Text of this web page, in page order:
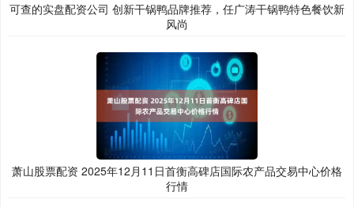
可查的实盘配资公司 创新干锅鸭品牌推荐，任广涛干锅鸭特色餐饮新
风尚
萧山股票配资 2025年12月11日首衡高碑店国际农产品交易中心价格
行情